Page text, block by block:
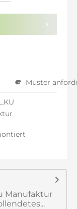
zur
Muster
Manufaktur